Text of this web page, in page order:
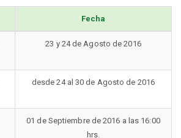
Fecha
23 y 24 de Agosto de 2016
desde 24 al 30 de Agosto de 2016
01 de Septiembre de 2016 a las 16:00
hrs.